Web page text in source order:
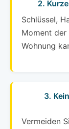
2.
Schlüssel,
Moment der
Wohnung
3.
Vermeiden